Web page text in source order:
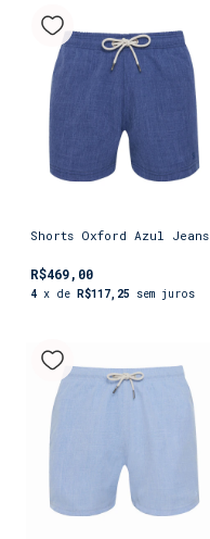
Shorts Oxford Azul Jeans
R$469,00
4 x de R$117,25 sem juros